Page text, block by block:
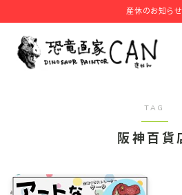
産休のお知らせ
MENU
LIVE PAINT
TAG
阪神百貨